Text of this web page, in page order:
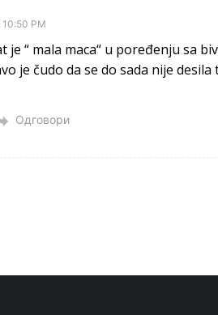
PM
je “ mala maca“ u poređenju sa
je čudo da se do sada nije
Одговори